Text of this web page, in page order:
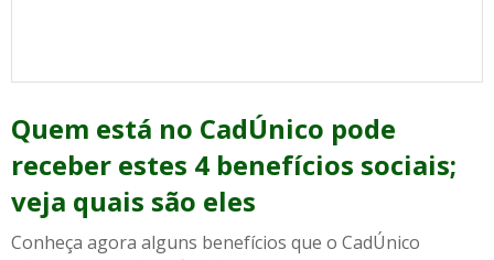
Quem está no CadÚnico pode
receber estes 4 benefícios sociais;
veja quais são eles
Conheça agora alguns benefícios que o CadÚnico